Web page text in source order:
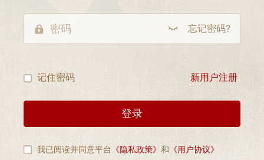
忘记密码?
记住密码 新用户注册
登录
我已阅读并同意平台 《隐私政策》和 《用户协议》